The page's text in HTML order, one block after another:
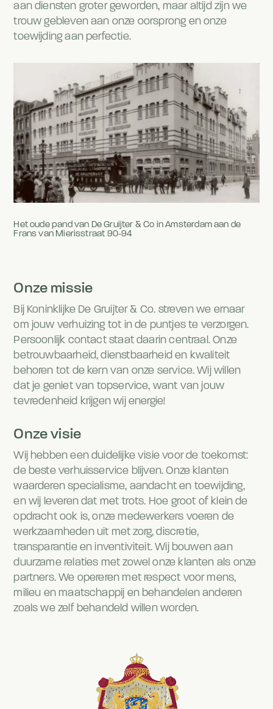
aan diensten groter geworden, maar altijd zijn we
trouw gebleven aan onze oorsprong en onze
toewijding aan perfectie.
Het oude pand van De Gruijter & Co in Amsterdam aan de
Frans van Mierisstraat 90-94
Onze missie
Bij Koninklijke De Gruijter & Co. streven we ernaar
om jouw verhuizing tot in de puntjes te verzorgen.
Persoonlijk contact staat daarin centraal. Onze
betrouwbaarheid, dienstbaarheid en kwaliteit
behoren tot de kern van onze service. Wij willen
dat je geniet van topservice, want van jouw
tevredenheid krijgen wij energie!
Onze visie
Wij hebben een duidelijke visie voor de toekomst:
de beste verhuisservice blijven. Onze klanten
waarderen specialisme, aandacht en toewijding,
en wij leveren dat met trots. Hoe groot of klein de
opdracht ook is, onze medewerkers voeren de
werkzaamheden uit met zorg, discretie,
transparantie en inventiviteit. Wij bouwen aan
duurzame relaties met zowel onze klanten als onze
partners. We opereren met respect voor mens,
milieu en maatschappij en behandelen anderen
zoals we zelf behandeld willen worden.